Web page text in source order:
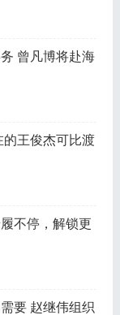
曾凡博将赴海
王俊杰可比渡
不停，解锁更
要 赵继伟组织